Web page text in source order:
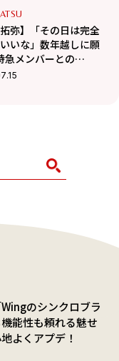
拓弥】「その日は完全
いな」数年越しに願
急メンバーとの
最近熱中している趣味
Wingのシンクロブラ
能性も頼れる魅せ
よくアプデ！